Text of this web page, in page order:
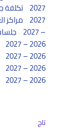
2027
2027
– 2027
2026 – 2027
2026 – 2027
2026 – 2027
2026 – 2027
تاج